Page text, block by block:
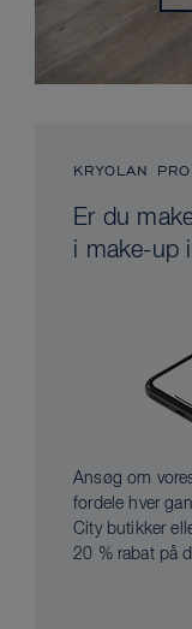
KRYOLAN
Er du
i make-up
Ansøg om
fordele hver
City butikker
20 % rabat på